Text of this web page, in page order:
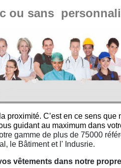
ou sans
C’est en ce sens
guidant au maximum dans
gamme de plus de 75000
le Bâtiment et l' Indusrie.
vêtements dans notre